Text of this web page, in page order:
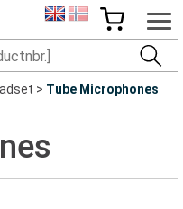
>Tube Microphones